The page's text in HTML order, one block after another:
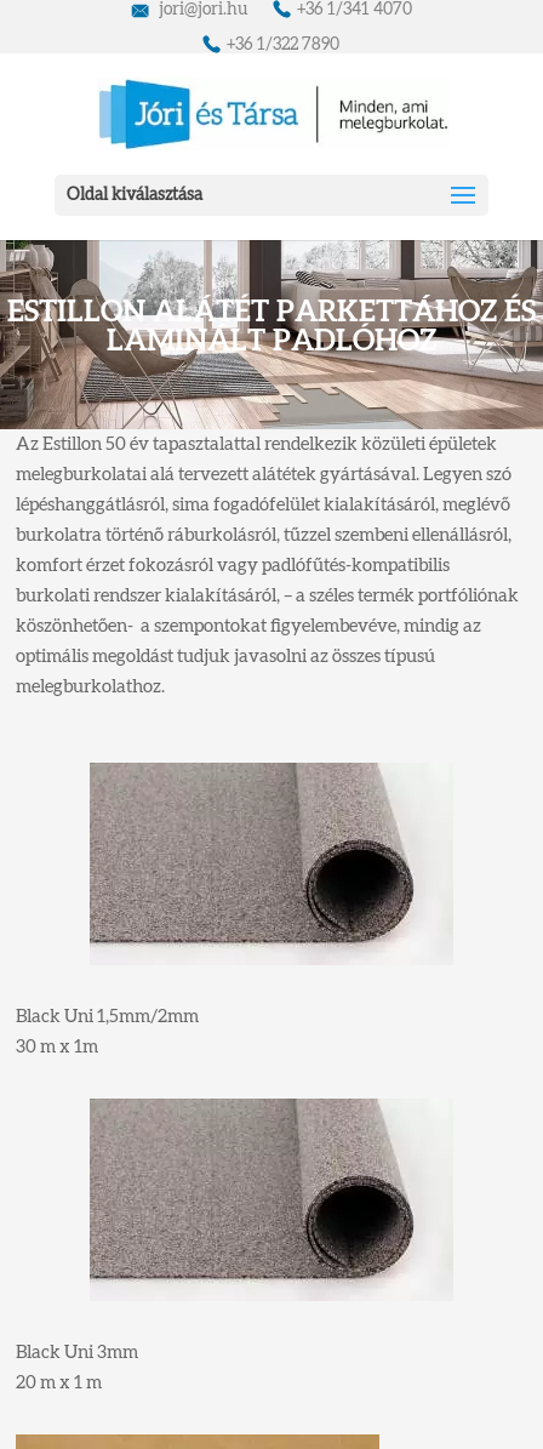
jori@jori.hu +36 1/341 4070
+36 1/322 7890
Oldal kiválasztása
ESTILLON ALÁTÉT PARKETTÁHOZ ÉS
LAMINÁLT PADLÓHOZ
Az Estillon 50 év tapasztalattal rendelkezik közületi épületek
melegburkolatai alá tervezett alátétek gyártásával. Legyen szó
lépéshanggátlásról, sima fogadófelület kialakításáról, meglévő
burkolatra történő ráburkolásról, tűzzel szembeni ellenállásról,
komfort érzet fokozásról vagy padlófűtés-kompatibilis
burkolati rendszer kialakításáról, – a széles termék portfóliónak
köszönhetően- a szempontokat figyelembevéve, mindig az
optimális megoldást tudjuk javasolni az összes típusú
melegburkolathoz.
Black Uni 1,5mm/2mm
30 m x 1m
Black Uni 3mm
20 m x 1 m